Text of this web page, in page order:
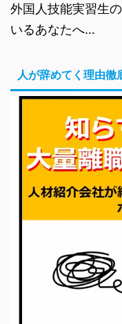
外国人技能実習生
いるあなたへ…
人が辞めてく理由徹